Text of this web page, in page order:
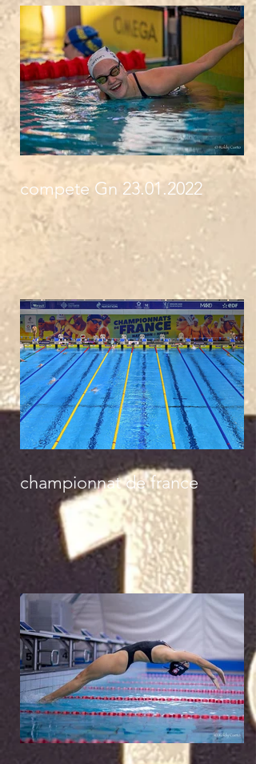
compete Gn 23.01.2022
championnat de france